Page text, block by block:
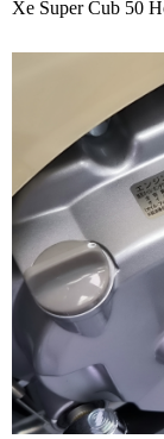
Xe Super Cub 50